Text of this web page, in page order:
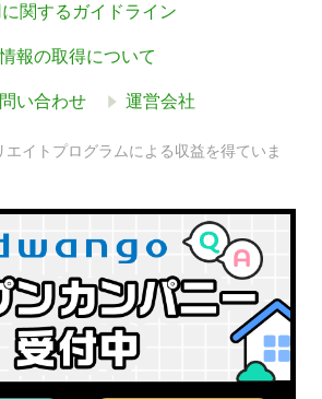
関するガイドライン
報の取得について
い合わせ 運営会社
イトプログラムによる収益を得ていま